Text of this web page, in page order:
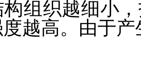
组织越细小
越高。由于